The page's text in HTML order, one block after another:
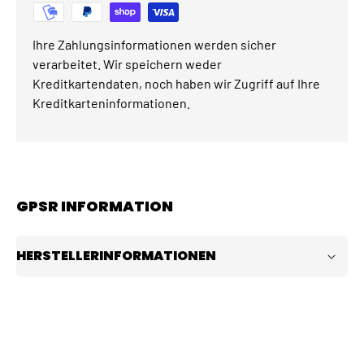
Ihre Zahlungsinformationen werden sicher
verarbeitet. Wir speichern weder
Kreditkartendaten, noch haben wir Zugriff auf Ihre
Kreditkarteninformationen.
GPSR INFORMATION
HERSTELLERINFORMATIONEN